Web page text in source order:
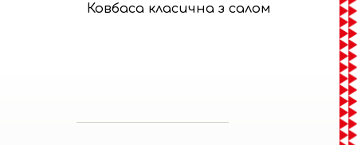
Ковбаса класична з салом